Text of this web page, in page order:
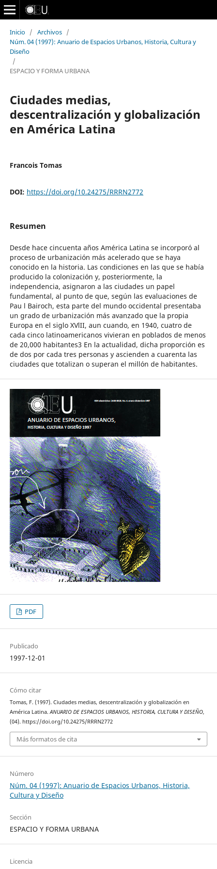
Inicio / Archivos /
Núm. 04 (1997): Anuario de Espacios Urbanos, Historia, Cultura y
Diseño
/
ESPACIO Y FORMA URBANA
Ciudades medias,
descentralización y globalización
en América Latina
Francois Tomas
DOI: https://doi.org/10.24275/RRRN2772
Resumen
Desde hace cincuenta años América Latina se incorporó al
proceso de urbanización más acelerado que se haya
conocido en la historia. Las condiciones en las que se había
producido la colonización y, posteriormente, la
independencia, asignaron a las ciudades un papel
fundamental, al punto de que, según las evaluaciones de
Pau l Bairoch, esta parte del mundo occidental presentaba
un grado de urbanización más avanzado que la propia
Europa en el siglo XVlII, aun cuando, en 1940, cuatro de
cada cinco latinoamericanos vivieran en poblados de menos
de 20,000 habitantes3 En la actualidad, dicha proporción es
de dos por cada tres personas y ascienden a cuarenta las
ciudades que totalizan o superan el millón de habitantes.
PDF
Publicado
1997-12-01
Cómo citar
Tomas, F. (1997). Ciudades medias, descentralización y globalización en
América Latina.ANUARIO DE ESPACIOS URBANOS, HISTORIA, CULTURA Y DISEÑO,
(04). https://doi.org/10.24275/RRRN2772
Más formatos de cita
Número
Núm. 04 (1997): Anuario de Espacios Urbanos, Historia,
Cultura y Diseño
Sección
ESPACIO Y FORMA URBANA
Licencia